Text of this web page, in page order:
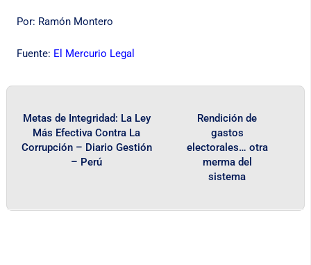
Por: Ramón Montero
Fuente: El Mercurio Legal
Metas de Integridad: La Ley
Más Efectiva Contra La
Corrupción – Diario Gestión
– Perú
Rendición de
gastos
electorales… otra
merma del
sistema